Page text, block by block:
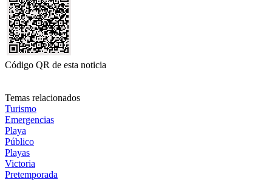
Código QR de esta noticia
Temas relacionados
Turismo
Emergencias
Playa
Público
Playas
Victoria
Pretemporada